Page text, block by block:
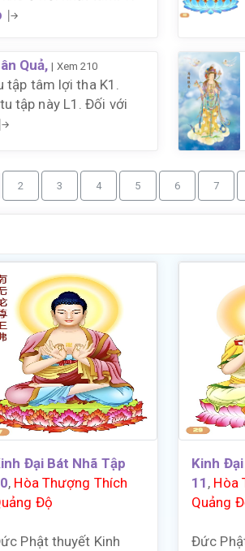
Quả,| Xem 210
tập tâm lợi tha K1.
tập này L1. Đối với
2 3 4 5 6 7
Đại Bát Nhã Tập
, Hòa Thượng Thích
Độ
Phật thuyết Kinh
Kinh
11 , Hòa
Quảng
Đức